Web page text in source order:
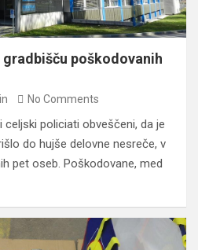
poškodovanih
No Comments
celjski policiati obveščeni, da je
do hujše delovne nesreče, v
pet oseb. Poškodovane, med